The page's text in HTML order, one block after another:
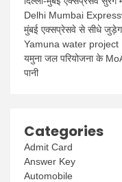
Delhi Mumbai
मुंबई एक्सप्रेसवे से सीधे
Yamuna water project
यमुना जल परियोजना के
पानी
Categories
Admit Card
Answer Key
Automobile